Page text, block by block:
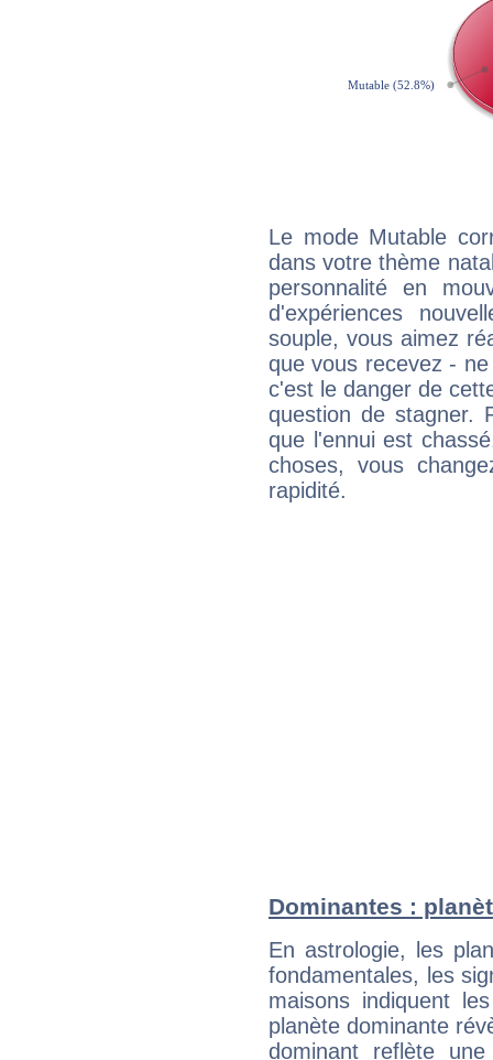
Le mode Mutable
dans votre thème
personnalité en
d'expériences
souple, vous aimez
que vous recevez -
c'est le danger de
question de stagner.
que l'ennui est
choses, vous
rapidité.
Dominantes :
En astrologie, les
fondamentales, les
maisons indiquent
planète dominante
dominant reflète